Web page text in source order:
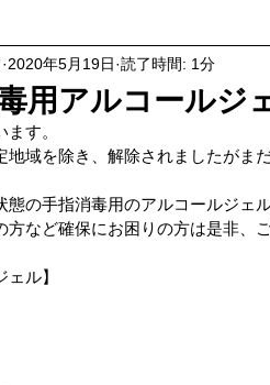
削減 ナノゾーン
減 電気代削減 長崎ヴェ
ゴルフ大好き ゴキブ
）
用アルコールジ
2020年5月19日 読了時間: 1分
す。
域を除き、解除されましたがま
の手指消毒用のアルコールジェ
など確保にお困りの方は是非、ご
ル】